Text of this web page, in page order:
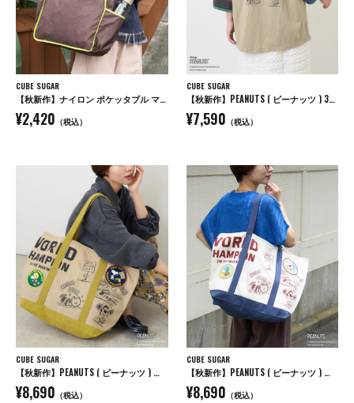
CUBE SUGAR
【秋新作】ナイロン ポケッタブル マルシェ バッグ
¥2,420 （税込）
CUBE SUGAR
【秋新作】PEANUTS ( ピーナッツ ) 32/-スラブ天竺 ライン入り 7分袖 プルオーバー Tシャツ
¥7,590 （税込）
CUBE SUGAR
【秋新作】PEANUTS ( ピーナッツ ) キャンバス ビッグ トートバッグ
¥8,690 （税込）
CUBE SUGAR
【秋新作】PEANUTS ( ピーナッツ ) キャンバス ビッグ トートバッグ
¥8,690 （税込）